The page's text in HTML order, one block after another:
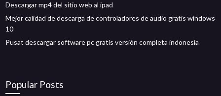
Descargar mp4 del sitio web al ipad
Mejor calidad de descarga de controladores de audio gratis windows
10
Pusat descargar software pc gratis versión completa indonesia
Popular Posts